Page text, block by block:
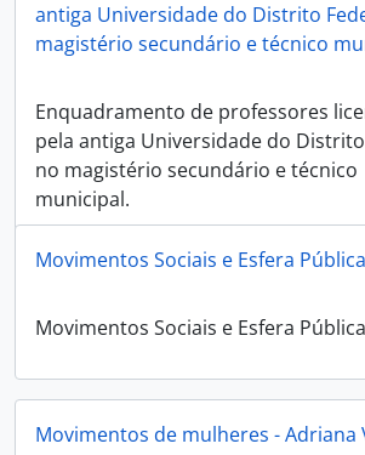
antiga Universidade do Distrito
magistério secundário e técnico
Enquadramento de professores
pela antiga Universidade do
no magistério secundário e técnico
municipal.
Movimentos Sociais e Esfera Pública
Movimentos Sociais e Esfera Pública
Movimentos de mulheres - Adriana